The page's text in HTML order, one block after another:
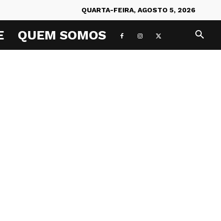
QUARTA-FEIRA, AGOSTO 5, 2026
QUEM SOMOS